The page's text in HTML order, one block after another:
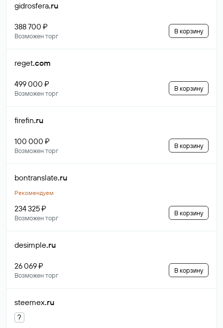
gidrosfera.ru
388 700 ₽
Возможен торг
В корзину
reget.com
499 000 ₽
Возможен торг
В корзину
firefin.ru
100 000 ₽
Возможен торг
В корзину
bontranslate.ru
Рекомендуем
234 325 ₽
Возможен торг
В корзину
desimple.ru
26 069 ₽
Возможен торг
В корзину
steemex.ru
?